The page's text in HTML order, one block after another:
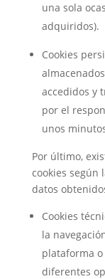
una sola
adquiridos).
Cookies
accedidos y
por el
unos
Por último,
cookies según
datos
Cookies
la
plataforma
diferentes